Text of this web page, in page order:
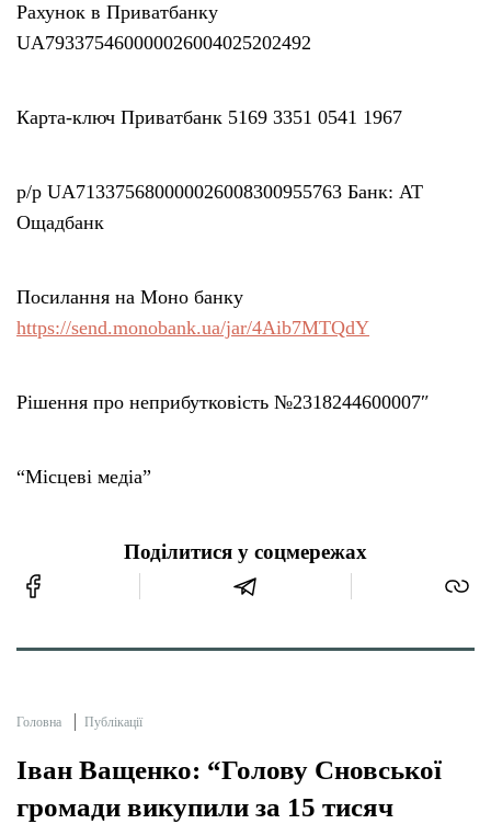
Рахунок в Приватбанку
UA793375460000026004025202492
Карта-ключ Приватбанк 5169 3351 0541 1967
р/р UA713375680000026008300955763 Банк: АТ
Ощадбанк
Посилання на Моно банку
https://send.monobank.ua/jar/4Aib7MTQdY
Рішення про неприбутковість №2318244600007″
“Місцеві медіа”
Поділитися у соцмережах
Головна Публікації
Іван Ващенко: “Голову Сновської
громади викупили за 15 тисяч